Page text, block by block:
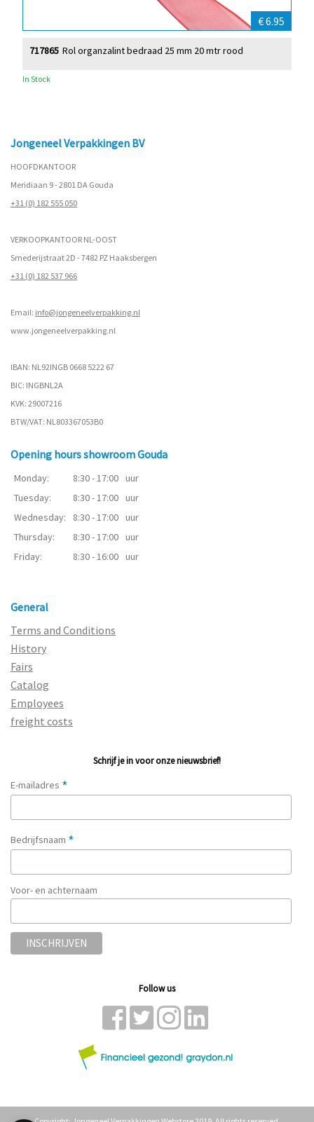
€ 6.95
Rol organzalint bedraad 25 mm 20 mtr rood
717865
In Stock
Jongeneel Verpakkingen BV
HOOFDKANTOOR
Meridiaan 9 - 2801 DA Gouda
+31 (0) 182 555 050
VERKOOPKANTOOR NL-OOST
Smederijstraat 2D - 7482 PZ Haaksbergen
+31 (0) 182 537 966
Email: info@jongeneelverpakking.nl
www.jongeneelverpakking.nl
IBAN: NL92INGB 0668 5222 67
BIC: INGBNL2A
KVK: 29007216
BTW/VAT: NL803367053B0
Opening hours showroom Gouda
Monday: 8:30 - 17:00 uur
Tuesday:
8:30 - 17:00 uur
Wednesday:
8:30 - 17:00 uur
Thursday:
8:30 - 17:00 uur
Friday:
8:30 - 16:00 uur
General
Terms and Conditions
History
Fairs
Catalog
Employees
freight costs
Schrijf je in voor onze nieuwsbrief!
E-mailadres *
Bedrijfsnaam *
Voor- en achternaam
Follow us